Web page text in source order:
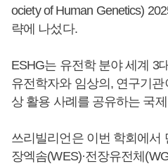
ociety of Human Genetics)
략에 나섰다.
ESHG는 유전학 분야 세계 3
유전학자와 임상의, 연구기
상 활용 사례를 공유하는 국
쓰리빌리언은 이번 학회에서
장엑솜(WES)·전장유전체